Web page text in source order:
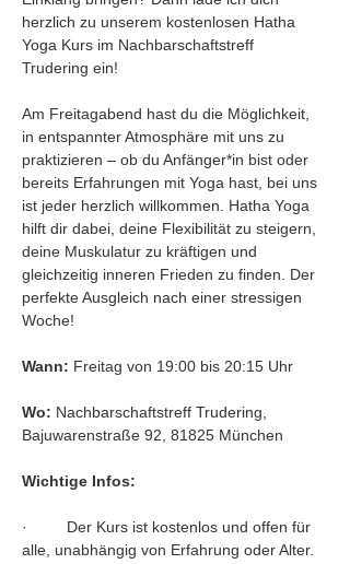
herzlich zu unserem kostenlosen Hatha
Yoga Kurs im Nachbarschaftstreff
Trudering ein!
Am Freitagabend hast du die Möglichkeit,
in entspannter Atmosphäre mit uns zu
praktizieren – ob du Anfänger*in bist oder
bereits Erfahrungen mit Yoga hast, bei uns
ist jeder herzlich willkommen. Hatha Yoga
hilft dir dabei, deine Flexibilität zu steigern,
deine Muskulatur zu kräftigen und
gleichzeitig inneren Frieden zu finden. Der
perfekte Ausgleich nach einer stressigen
Woche!
Wann: Freitag von 19:00 bis 20:15 Uhr
Wo: Nachbarschaftstreff Trudering,
Bajuwarenstraße 92, 81825 München
Wichtige Infos:
·         Der Kurs ist kostenlos und offen für
alle, unabhängig von Erfahrung oder Alter.